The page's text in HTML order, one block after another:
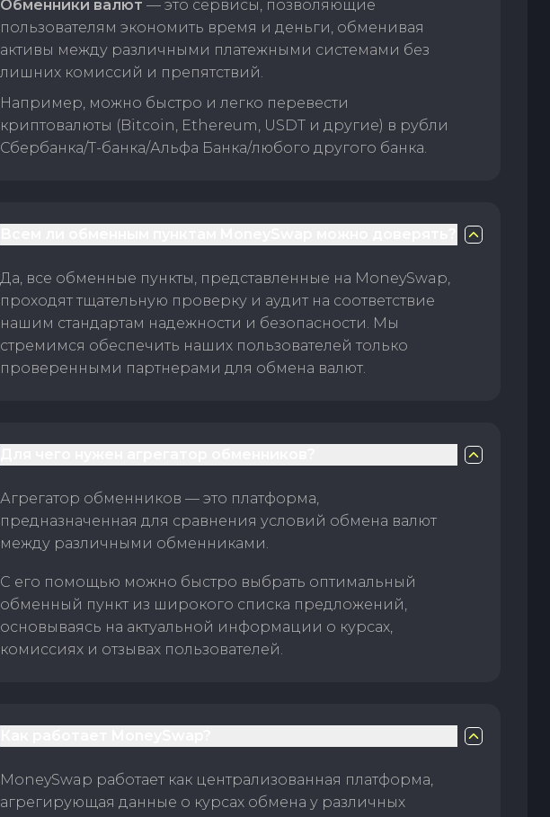
Обменники валют — это сервисы, позволяющие
пользователям экономить время и деньги, обменивая
активы между различными платежными системами без
лишних комиссий и препятствий.
Например, можно быстро и легко перевести
криптовалюты (Bitcoin, Ethereum, USDT и другие) в рубли
Сбербанка/Т-банка/Альфа Банка/любого другого банка.
Да, все обменные пункты, представленные на MoneySwap,
проходят тщательную проверку и аудит на соответствие
нашим стандартам надежности и безопасности. Мы
стремимся обеспечить наших пользователей только
проверенными партнерами для обмена валют.
Агрегатор обменников — это платформа,
предназначенная для сравнения условий обмена валют
между различными обменниками.
С его помощью можно быстро выбрать оптимальный
обменный пункт из широкого списка предложений,
основываясь на актуальной информации о курсах,
комиссиях и отзывах пользователей.
MoneySwap работает как централизованная платформа,
агрегирующая данные о курсах обмена у различных